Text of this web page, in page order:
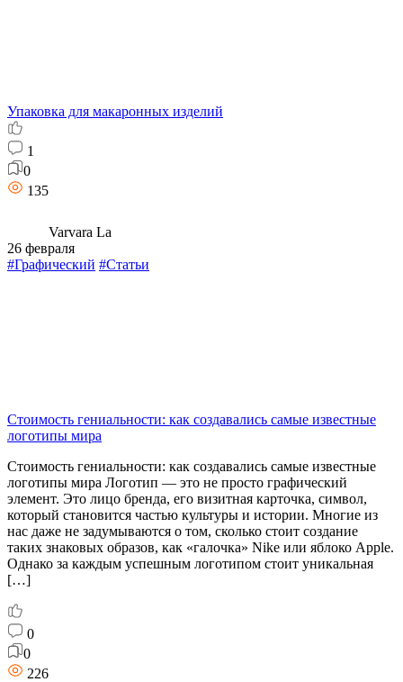
Упаковка для макаронных изделий
1
0
135
Varvara La
26 февраля
#Графический #Статьи
Стоимость гениальности: как создавались самые известные
логотипы мира
Стоимость гениальности: как создавались самые известные
логотипы мира Логотип — это не просто графический
элемент. Это лицо бренда, его визитная карточка, символ,
который становится частью культуры и истории. Многие из
нас даже не задумываются о том, сколько стоит создание
таких знаковых образов, как «галочка» Nike или яблоко Apple.
Однако за каждым успешным логотипом стоит уникальная
[…]
0
0
226